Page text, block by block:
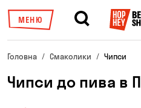
МЕНЮ
Головна Смаколики Чипси
Чипси до пива в